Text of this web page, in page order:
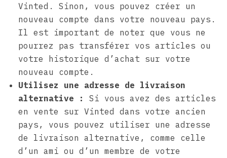
Vinted. Sinon, vous pouvez créer un
nouveau compte dans votre nouveau pays.
Il est important de noter que vous ne
pourrez pas transférer vos articles ou
votre historique d’achat sur votre
nouveau compte.
Utilisez une adresse de livraison
alternative :
Si vous avez des articles
en vente sur Vinted dans votre ancien
pays, vous pouvez utiliser une adresse
de livraison alternative, comme celle
d’un ami ou d’un membre de votre